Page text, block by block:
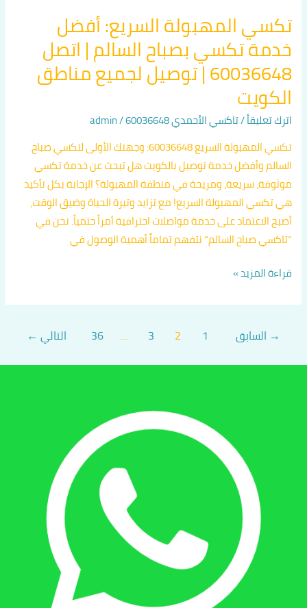
تكسي المهبولة السريع: أفضل
خدمة تكسي بصباح السالم | اتصل
60036648 | توصيل لجميع مناطق
الكويت
اترك تعليقاً/تاكسي الأحمدي 60036648 /
admin
تكسي المهبولة السريع 60036648: وجهتك الأولى لتكسي صباح
السالم وأفضل خدمة توصيل بالكويت هل تبحث عن خدمة تكسي
موثوقة، سريعة، ومريحة في منطقة المهبولة؟ الإجابة بكل تأكيد
هي تكسي المهبولة السريع! مع تزايد وتيرة الحياة وضيق الوقت،
أصبح الاعتماد على خدمة مواصلات احترافية أمراً حتمياً. نحن في
“تاكسي صباح السالم” نتفهم تماماً أهمية الوصول في
قراءة المزيد »
→ السابق 1
2
3
…
36 التالي ←